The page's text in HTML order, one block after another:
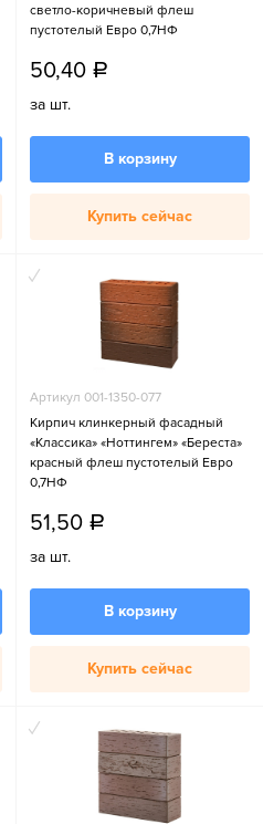
светло-коричневый флеш
пустотелый Евро 0,7НФ
50,40 a
за шт.
В корзину
Купить сейчас
Артикул 001-1350-077
Кирпич клинкерный фасадный
«Классика» «Ноттингем» «Береста»
красный флеш пустотелый Евро
0,7НФ
51,50 a
за шт.
В корзину
Купить сейчас